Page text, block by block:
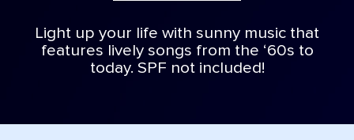
Light up your life with sunny music that
features lively songs from the ‘60s to
today. SPF not included!